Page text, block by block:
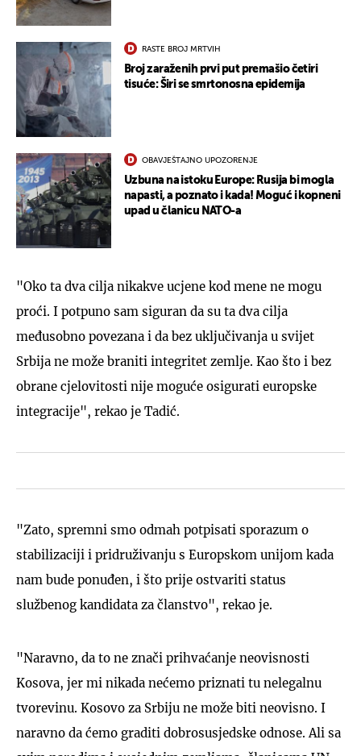
RASTE BROJ MRTVIH
Broj zaraženih prvi put premašio četiri
tisuće: Širi se smrtonosna epidemija
OBAVJEŠTAJNO UPOZORENJE
Uzbuna na istoku Europe: Rusija bi mogla
napasti, a poznato i kada! Moguć i kopneni
upad u članicu NATO-a
"Oko ta dva cilja nikakve ucjene kod mene ne mogu
proći. I potpuno sam siguran da su ta dva cilja
međusobno povezana i da bez uključivanja u svijet
Srbija ne može braniti integritet zemlje. Kao što i bez
obrane cjelovitosti nije moguće osigurati europske
integracije", rekao je Tadić.
"Zato, spremni smo odmah potpisati sporazum o
stabilizaciji i pridruživanju s Europskom unijom kada
nam bude ponuđen, i što prije ostvariti status
službenog kandidata za članstvo", rekao je.
"Naravno, da to ne znači prihvaćanje neovisnosti
Kosova, jer mi nikada nećemo priznati tu nelegalnu
tvorevinu. Kosovo za Srbiju ne može biti neovisno. I
naravno da ćemo graditi dobrosusjedske odnose. Ali sa